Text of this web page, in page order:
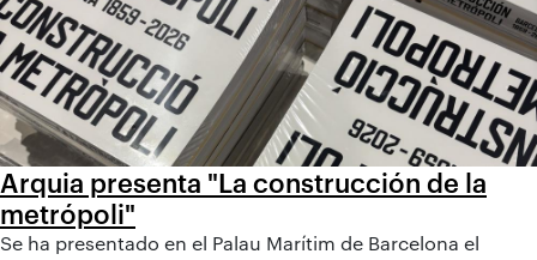
Arquia presenta "La construcción de la
metrópoli"
Se ha presentado en el Palau Marítim de Barcelona el